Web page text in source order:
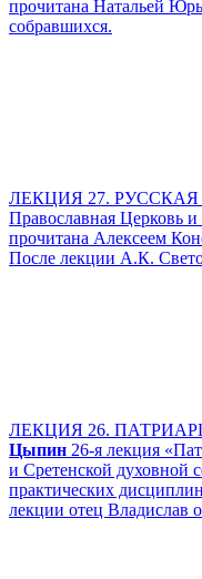
прочитана Натальей
собравшихся.
ЛЕКЦИЯ 27. РУССКАЯ
Православная Церковь
прочитана Алексеем
После лекции А.К.
ЛЕКЦИЯ 26.
Цыпин 26-я лекция
и Сретенской духовной
практических
лекции отец Владислав